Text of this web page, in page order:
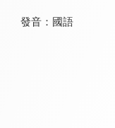
發音： 國語